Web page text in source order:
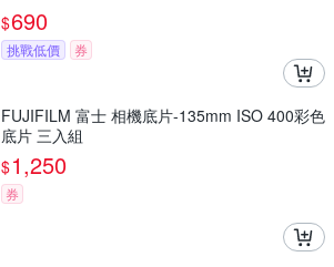
$690
挑戰低價 券
FUJIFILM 富士 相機底片-135mm ISO 400彩色
底片 三入組
$1,250
券